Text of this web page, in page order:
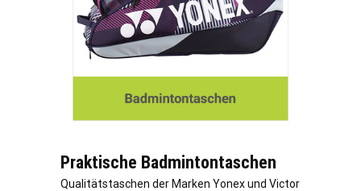
Praktische Badmintontaschen
Qualitätstaschen der Marken Yonex und Victor